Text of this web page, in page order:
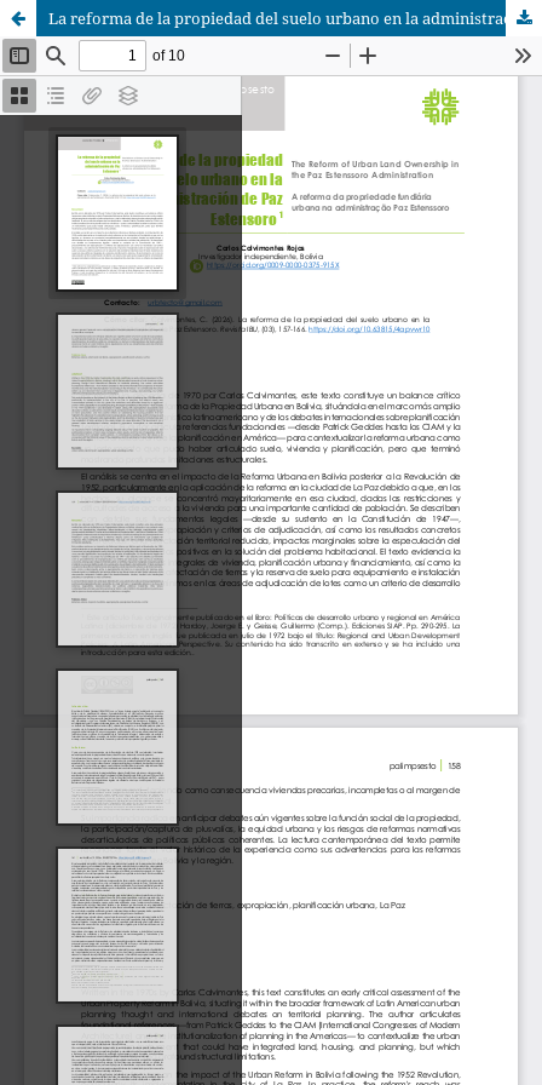
La reforma de la propiedad del suelo urbano en la administración de Paz Estensoro